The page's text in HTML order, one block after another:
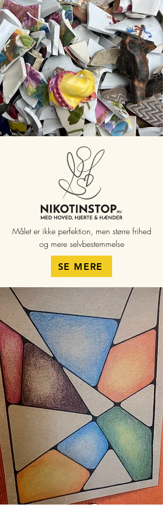
Målet er ikke perfektion, men større frihed
og mere selvbestemmelse
SE MERE